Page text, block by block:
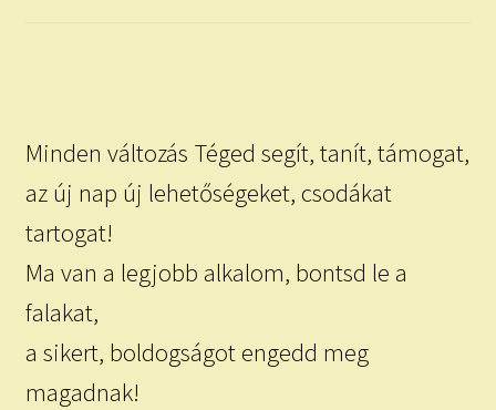
menu
ÍRJ NEKEM!
IRATKOZZ FEL A VIDEÓ CSATORNÁNKRA!
TAROT ELEMZÉS MEGRENDELÉSE LIMITÁLT!
Minden változás Téged segít, tanít, támogat,
az új nap új lehetőségeket, csodákat
tartogat!
Ma van a legjobb alkalom, bontsd le a
falakat,
a sikert, boldogságot engedd meg
magadnak!